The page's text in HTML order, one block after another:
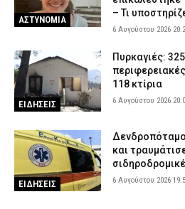
ΑΣΤΥΝΟΜΙΑ
– Τι
6 Αυγούστου 2026
ΕΙΔΗΣΕΙΣ
Πυρκαγιές:
118 κτίρια
6 Αυγούστου 2026
ΕΙΔΗΣΕΙΣ
και
6 Αυγούστου 2026